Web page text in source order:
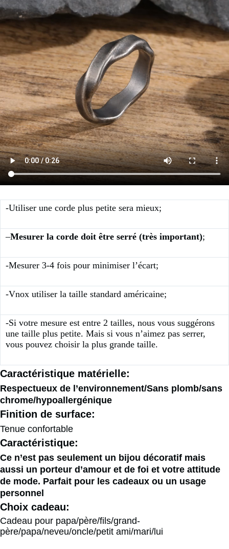
-Utiliser une corde plus petite sera mieux;
–Mesurer la corde doit être serré (très important);
-Mesurer 3-4 fois pour minimiser l’écart;
-Vnox utiliser la taille standard américaine;
-Si votre mesure est entre 2 tailles, nous vous suggérons
une taille plus petite. Mais si vous n’aimez pas serrer,
vous pouvez choisir la plus grande taille.
Caractéristique matérielle:
Respectueux de l’environnement/Sans plomb/sans
chrome/hypoallergénique
Finition de surface:
Tenue confortable
Caractéristique:
Ce n’est pas seulement un bijou décoratif mais
aussi un porteur d’amour et de foi et votre attitude
de mode. Parfait pour les cadeaux ou un usage
personnel
Choix cadeau:
Cadeau pour papa/père/fils/grand-
père/papa/neveu/oncle/petit ami/mari/lui